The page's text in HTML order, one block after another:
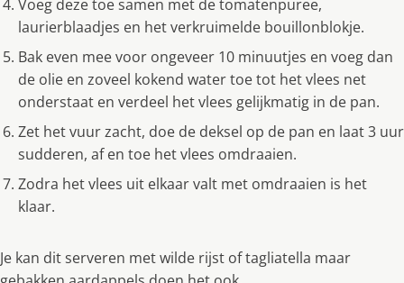
Voeg deze toe samen met de tomatenpuree,
laurierblaadjes en het verkruimelde bouillonblokje.
Bak even mee voor ongeveer 10 minuutjes en voeg dan
de olie en zoveel kokend water toe tot het vlees net
onderstaat en verdeel het vlees gelijkmatig in de pan.
Zet het vuur zacht, doe de deksel op de pan en laat 3 uur
sudderen, af en toe het vlees omdraaien.
Zodra het vlees uit elkaar valt met omdraaien is het
klaar.
Je kan dit serveren met wilde rijst of tagliatella maar